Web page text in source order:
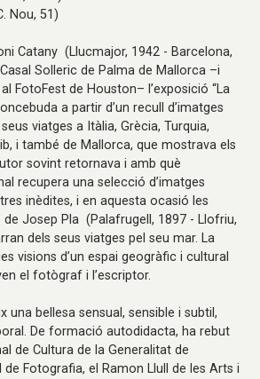
Nou, 51)
Catany (Llucmajor, 1942 - Barcelona,
Solleric de Palma de Mallorca –i
FotoFest de Houston– l’exposició “La
a partir d’un recull d’imatges
viatges a Itàlia, Grècia, Turquia,
i també de Mallorca, que mostrava els
sovint retornava i amb què
recupera una selecció d’imatges
inèdites, i en aquesta ocasió les
Josep Pla (Palafrugell, 1897 - Llofriu,
dels seus viatges pel seu mar. La
visions d’un espai geogràfic i cultural
el fotògraf i l’escriptor.
una bellesa sensual, sensible i subtil,
De formació autodidacta, ha rebut
de Cultura de la Generalitat de
de Fotografia, el Ramon Llull de les Arts i